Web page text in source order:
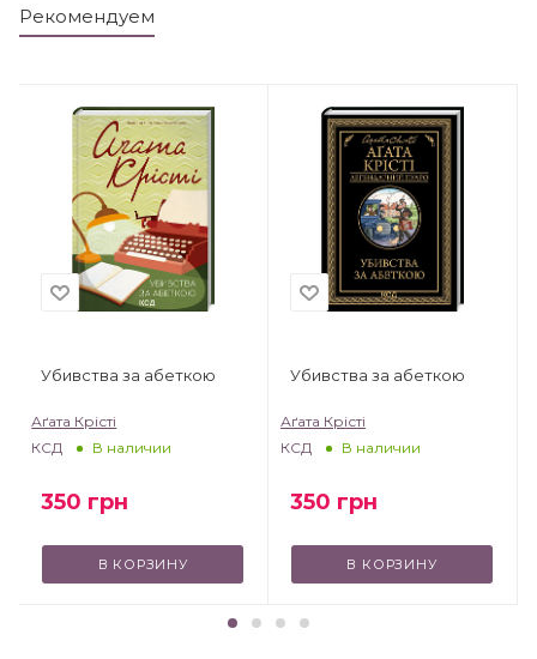
Рекомендуем
Убивства за абеткою
Аґата Крісті
КСД
В наличии
350 грн
В КОРЗИНУ
Убивства за абеткою
Аґата Крісті
КСД
В наличии
350 грн
В КОРЗИНУ